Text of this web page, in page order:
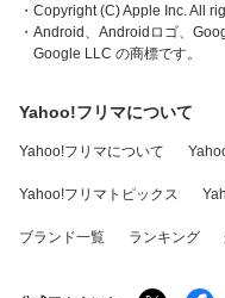
・Copyright (C) Apple Inc. All
・Android、Androidロゴ、
Google LLC の商標です。
Yahoo!フリマについて
Yahoo!フリマについて
Yahoo!フリマトピックス
ブランド一覧 ランキング